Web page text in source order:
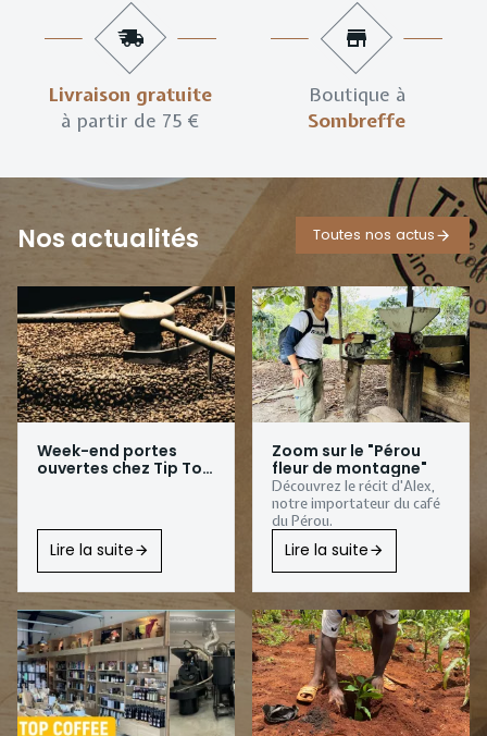
Livraison gratuite
à partir de 75 €
Boutique à
Sombreffe
Nos actualités Toutes nos actus
Week-end portes
ouvertes chez Tip Top
Lire la suite
Zoom sur le "Pérou
fleur de montagne"
Découvrez le récit d'Alex,
notre importateur du café
du Pérou.
Lire la suite